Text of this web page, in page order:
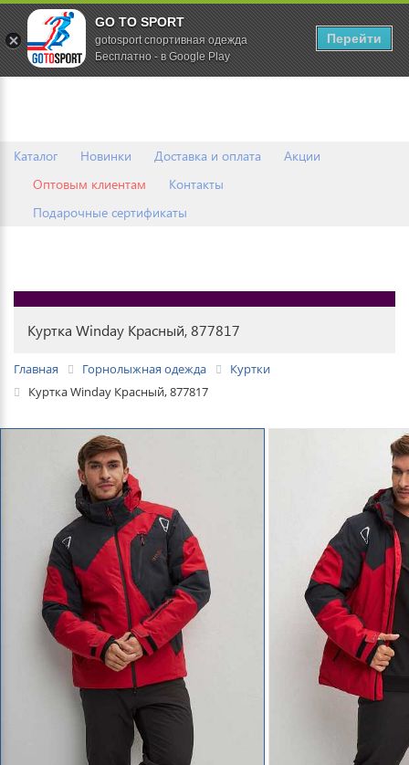
Каталог Новинки Доставка и оплата
Акции
Оптовым клиентам
Контакты
Подарочные сертификаты
0
Куртка Winday Красный, 877817
Главная Горнолыжная одежда
Куртки
Куртка Winday Красный, 877817
GO TO SPORT
gotosport спортивная одежда
Бесплатно - в Google Play
Перейти